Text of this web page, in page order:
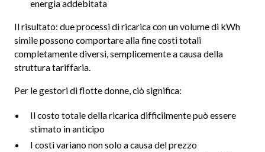
energia addebitata
Il risultato: due processi di ricarica con un volume di kWh
simile possono comportare alla fine costi totali
completamente diversi, semplicemente a causa della
struttura tariffaria.
Per le gestori di flotte donne, ciò significa:
Il costo totale della ricarica difficilmente può essere
stimato in anticipo
I costi variano non solo a causa del prezzo